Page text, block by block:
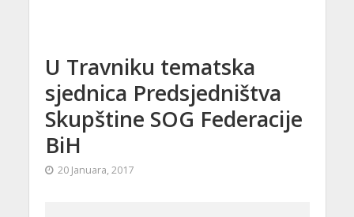
U Travniku tematska
sjednica Predsjedništva
Skupštine SOG Federacije
BiH
20 Januara, 2017